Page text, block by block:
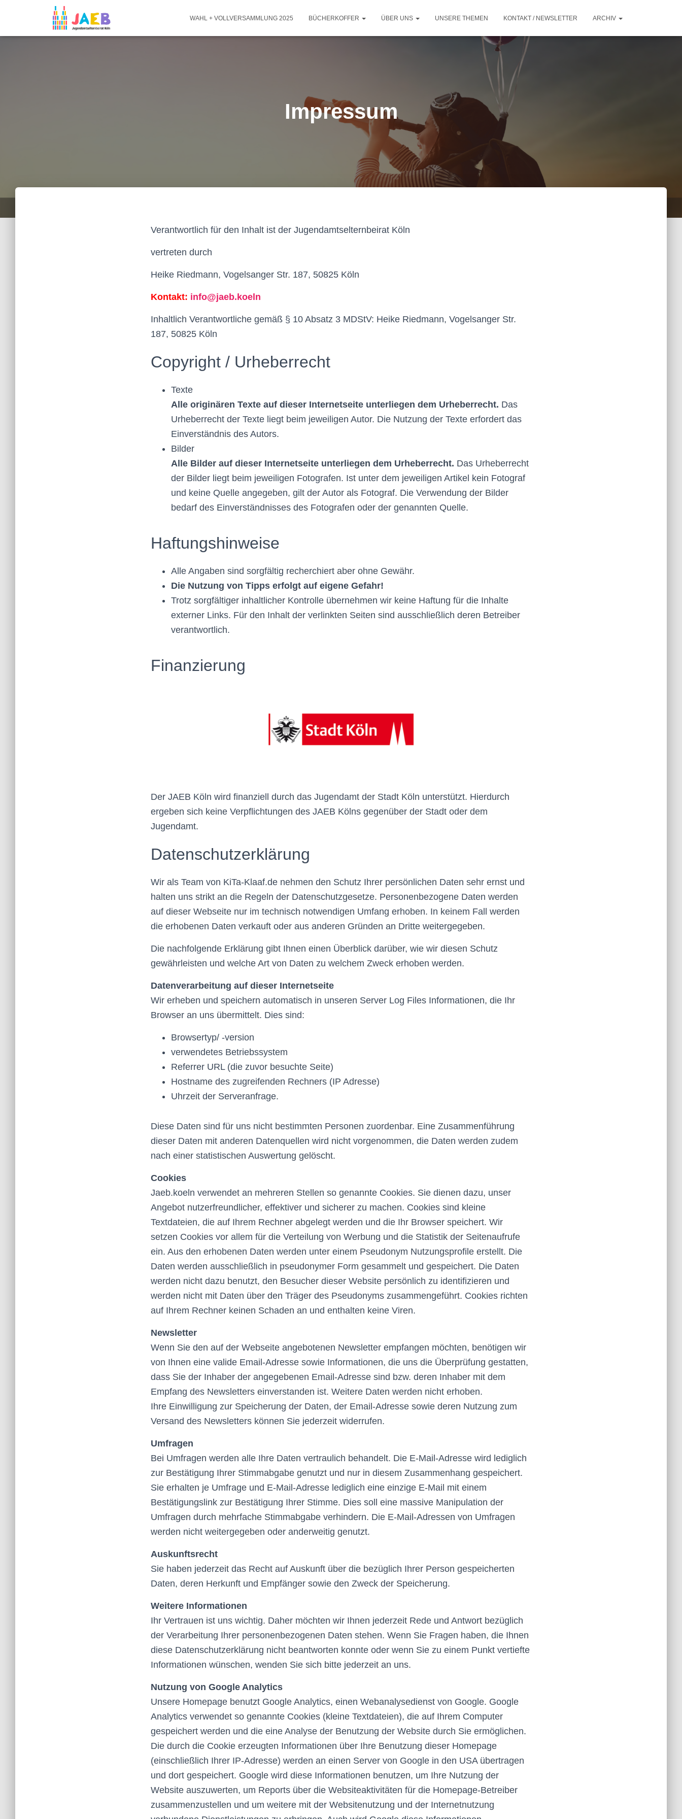
WAHL + VOLLVERSAMMLUNG 2025 BÜCHERKOFFER ÜBER UNS UNSERE THEMEN KONTAKT / NEWSLETTER ARCHIV
Impressum
Verantwortlich für den Inhalt ist der Jugendamtselternbeirat Köln
vertreten durch
Heike Riedmann, Vogelsanger Str. 187, 50825 Köln
Kontakt: info@jaeb.koeln
Inhaltlich Verantwortliche gemäß § 10 Absatz 3 MDStV: Heike Riedmann, Vogelsanger Str.
187, 50825 Köln
Copyright / Urheberrecht
Texte
Alle originären Texte auf dieser Internetseite unterliegen dem Urheberrecht. Das
Urheberrecht der Texte liegt beim jeweiligen Autor. Die Nutzung der Texte erfordert das
Einverständnis des Autors.
Bilder
Alle Bilder auf dieser Internetseite unterliegen dem Urheberrecht. Das Urheberrecht
der Bilder liegt beim jeweiligen Fotografen. Ist unter dem jeweiligen Artikel kein Fotograf
und keine Quelle angegeben, gilt der Autor als Fotograf. Die Verwendung der Bilder
bedarf des Einverständnisses des Fotografen oder der genannten Quelle.
Haftungshinweise
Alle Angaben sind sorgfältig recherchiert aber ohne Gewähr.
Die Nutzung von Tipps erfolgt auf eigene Gefahr!
Trotz sorgfältiger inhaltlicher Kontrolle übernehmen wir keine Haftung für die Inhalte
externer Links. Für den Inhalt der verlinkten Seiten sind ausschließlich deren Betreiber
verantwortlich.
Finanzierung
Der JAEB Köln wird finanziell durch das Jugendamt der Stadt Köln unterstützt. Hierdurch
ergeben sich keine Verpflichtungen des JAEB Kölns gegenüber der Stadt oder dem
Jugendamt.
Datenschutzerklärung
Wir als Team von KiTa-Klaaf.de nehmen den Schutz Ihrer persönlichen Daten sehr ernst und
halten uns strikt an die Regeln der Datenschutzgesetze. Personenbezogene Daten werden
auf dieser Webseite nur im technisch notwendigen Umfang erhoben. In keinem Fall werden
die erhobenen Daten verkauft oder aus anderen Gründen an Dritte weitergegeben.
Die nachfolgende Erklärung gibt Ihnen einen Überblick darüber, wie wir diesen Schutz
gewährleisten und welche Art von Daten zu welchem Zweck erhoben werden.
Datenverarbeitung auf dieser Internetseite
Wir erheben und speichern automatisch in unseren Server Log Files Informationen, die Ihr
Browser an uns übermittelt. Dies sind:
Browsertyp/ -version
verwendetes Betriebssystem
Referrer URL (die zuvor besuchte Seite)
Hostname des zugreifenden Rechners (IP Adresse)
Uhrzeit der Serveranfrage.
Diese Daten sind für uns nicht bestimmten Personen zuordenbar. Eine Zusammenführung
dieser Daten mit anderen Datenquellen wird nicht vorgenommen, die Daten werden zudem
nach einer statistischen Auswertung gelöscht.
Cookies
Jaeb.koeln verwendet an mehreren Stellen so genannte Cookies. Sie dienen dazu, unser
Angebot nutzerfreundlicher, effektiver und sicherer zu machen. Cookies sind kleine
Textdateien, die auf Ihrem Rechner abgelegt werden und die Ihr Browser speichert. Wir
setzen Cookies vor allem für die Verteilung von Werbung und die Statistik der Seitenaufrufe
ein. Aus den erhobenen Daten werden unter einem Pseudonym Nutzungsprofile erstellt. Die
Daten werden ausschließlich in pseudonymer Form gesammelt und gespeichert. Die Daten
werden nicht dazu benutzt, den Besucher dieser Website persönlich zu identifizieren und
werden nicht mit Daten über den Träger des Pseudonyms zusammengeführt. Cookies richten
auf Ihrem Rechner keinen Schaden an und enthalten keine Viren.
Newsletter
Wenn Sie den auf der Webseite angebotenen Newsletter empfangen möchten, benötigen wir
von Ihnen eine valide Email-Adresse sowie Informationen, die uns die Überprüfung gestatten,
dass Sie der Inhaber der angegebenen Email-Adresse sind bzw. deren Inhaber mit dem
Empfang des Newsletters einverstanden ist. Weitere Daten werden nicht erhoben.
Ihre Einwilligung zur Speicherung der Daten, der Email-Adresse sowie deren Nutzung zum
Versand des Newsletters können Sie jederzeit widerrufen.
Umfragen
Bei Umfragen werden alle Ihre Daten vertraulich behandelt. Die E-Mail-Adresse wird lediglich
zur Bestätigung Ihrer Stimmabgabe genutzt und nur in diesem Zusammenhang gespeichert.
Sie erhalten je Umfrage und E-Mail-Adresse lediglich eine einzige E-Mail mit einem
Bestätigungslink zur Bestätigung Ihrer Stimme. Dies soll eine massive Manipulation der
Umfragen durch mehrfache Stimmabgabe verhindern. Die E-Mail-Adressen von Umfragen
werden nicht weitergegeben oder anderweitig genutzt.
Auskunftsrecht
Sie haben jederzeit das Recht auf Auskunft über die bezüglich Ihrer Person gespeicherten
Daten, deren Herkunft und Empfänger sowie den Zweck der Speicherung.
Weitere Informationen
Ihr Vertrauen ist uns wichtig. Daher möchten wir Ihnen jederzeit Rede und Antwort bezüglich
der Verarbeitung Ihrer personenbezogenen Daten stehen. Wenn Sie Fragen haben, die Ihnen
diese Datenschutzerklärung nicht beantworten konnte oder wenn Sie zu einem Punkt vertiefte
Informationen wünschen, wenden Sie sich bitte jederzeit an uns.
Nutzung von Google Analytics
Unsere Homepage benutzt Google Analytics, einen Webanalysedienst von Google. Google
Analytics verwendet so genannte Cookies (kleine Textdateien), die auf Ihrem Computer
gespeichert werden und die eine Analyse der Benutzung der Website durch Sie ermöglichen.
Die durch die Cookie erzeugten Informationen über Ihre Benutzung dieser Homepage
(einschließlich Ihrer IP-Adresse) werden an einen Server von Google in den USA übertragen
und dort gespeichert. Google wird diese Informationen benutzen, um Ihre Nutzung der
Website auszuwerten, um Reports über die Websiteaktivitäten für die Homepage-Betreiber
zusammenzustellen und um weitere mit der Websitenutzung und der Internetnutzung